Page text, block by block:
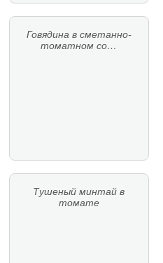
Говядина в сметанно-
томатном со…
Тушеный минтай в
томате